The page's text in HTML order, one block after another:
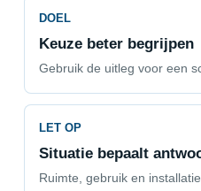
DOEL
Keuze beter begrijpen
Gebruik de uitleg voor een
LET OP
Situatie bepaalt
Ruimte, gebruik en